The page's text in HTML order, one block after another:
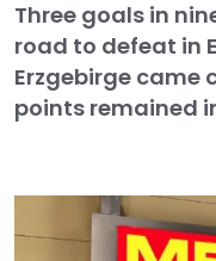
Three goals in
road to defeat in
Erzgebirge came
points remained